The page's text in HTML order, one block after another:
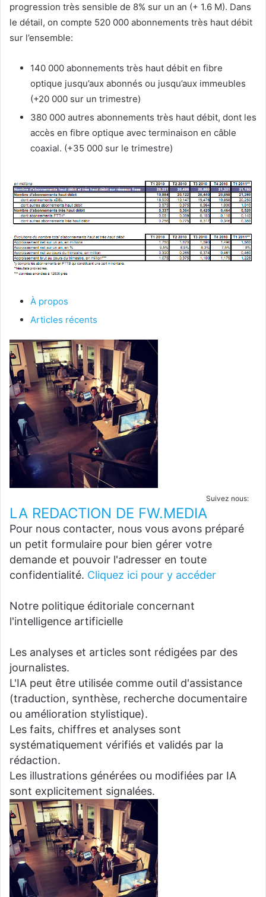
progression très sensible de 8% sur un an (+ 1.6 M). Dans
le détail, on compte 520 000 abonnements très haut débit
sur l’ensemble:
140 000 abonnements très haut débit en fibre
optique jusqu’aux abonnés ou jusqu’aux immeubles
(+20 000 sur un trimestre)
380 000 autres abonnements très haut débit, dont les
accès en fibre optique avec terminaison en câble
coaxial. (+35 000 sur le trimestre)
À propos
Articles récents
Suivez nous:
LA REDACTION DE FW.MEDIA
Pour nous contacter, nous vous avons préparé
un petit formulaire pour bien gérer votre
demande et pouvoir l'adresser en toute
confidentialité. Cliquez ici pour y accéder
Notre politique éditoriale concernant
l'intelligence artificielle
Les analyses et articles sont rédigées par des
journalistes.
L'IA peut être utilisée comme outil d'assistance
(traduction, synthèse, recherche documentaire
ou amélioration stylistique).
Les faits, chiffres et analyses sont
systématiquement vérifiés et validés par la
rédaction.
Les illustrations générées ou modifiées par IA
sont explicitement signalées.